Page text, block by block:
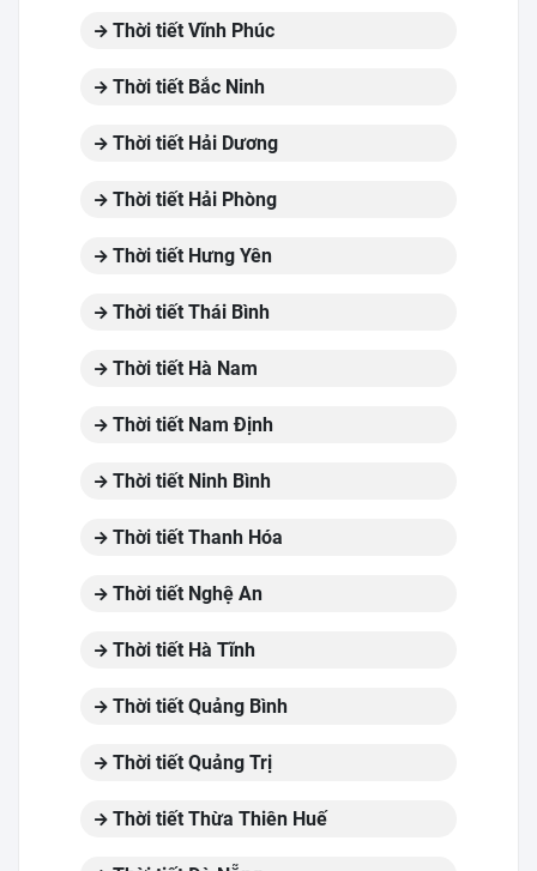
Thời tiết Vĩnh Phúc
Thời tiết Bắc Ninh
Thời tiết Hải Dương
Thời tiết Hải Phòng
Thời tiết Hưng Yên
Thời tiết Thái Bình
Thời tiết Hà Nam
Thời tiết Nam Định
Thời tiết Ninh Bình
Thời tiết Thanh Hóa
Thời tiết Nghệ An
Thời tiết Hà Tĩnh
Thời tiết Quảng Bình
Thời tiết Quảng Trị
Thời tiết Thừa Thiên Huế